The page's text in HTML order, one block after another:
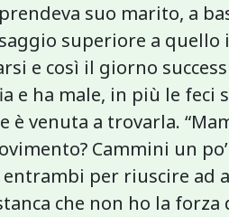
suo marito, a
superiore a
e così il giorno
e ha male, in più le feci
è venuta a trovarla.
Cammini un
per riuscire ad
che non ho la forza